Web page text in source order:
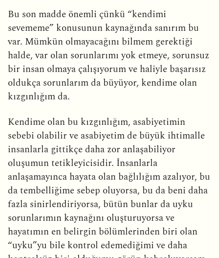
Bu son madde önemli çünkü “kendimi
sevememe” konusunun kaynağında sanırım bu
var. Mümkün olmayacağını bilmem gerektiği
halde, var olan sorunlarımı yok etmeye, sorunsuz
bir insan olmaya çalışıyorum ve haliyle başarısız
oldukça sorunlarım da büyüyor, kendime olan
kızgınlığım da.
Kendime olan bu kızgınlığım, asabiyetimin
sebebi olabilir ve asabiyetim de büyük ihtimalle
insanlarla gittikçe daha zor anlaşabiliyor
oluşumun tetikleyicisidir. İnsanlarla
anlaşamayınca hayata olan bağlılığım azalıyor, bu
da tembelliğime sebep oluyorsa, bu da beni daha
fazla sinirlendiriyorsa, bütün bunlar da uyku
sorunlarımın kaynağını oluşturuyorsa ve
hayatımın en belirgin bölümlerinden biri olan
“uyku”yu bile kontrol edemediğimi ve daha